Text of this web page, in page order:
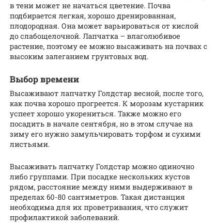
в тени может не начаться цветение. Почва
подбирается легкая, хорошо дренированная,
плодородная. Она может варьироваться от кислой
до слабощелочной. Лапчатка – влаголюбивое
растение, поэтому ее можно высаживать на почвах с
высоким залеганием грунтовых вод.
Выбор времени
Высаживают лапчатку Голдстар весной, после того,
как почва хорошо прогреется. К морозам кустарник
успеет хорошо укорениться. Также можно его
посадить в начале сентября, но в этом случае на
зиму его нужно замульчировать торфом и сухими
листьями.
Высаживать лапчатку Голдстар можно одиночно
либо группами. При посадке нескольких кустов
рядом, расстояние между ними выдерживают в
пределах 60-80 сантиметров. Такая дистанция
необходима для их проветривания, что служит
профилактикой заболеваний.